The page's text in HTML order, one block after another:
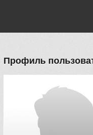
Профиль